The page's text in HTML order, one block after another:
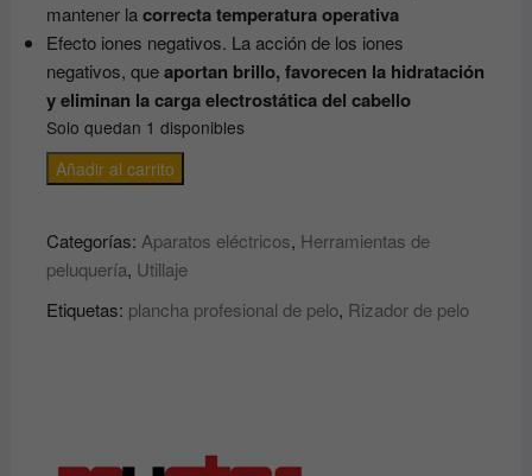
mantener lacorrecta temperatura operativa
Efecto iones negativos. La acción de los iones
negativos, queaportan brillo, favorecen la hidratación
y eliminan la carga electrostática del cabello
Solo quedan 1 disponibles
TENACILLA
rizadora
triple
CERBERO
Müster
Añadir al carrito
Categorías: Aparatos eléctricos, Herramientas de
peluquería, Utillaje
Etiquetas: plancha profesional de pelo, Rizador de pelo